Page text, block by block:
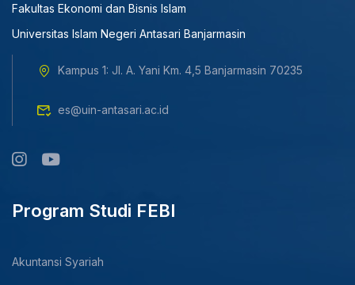
Fakultas Ekonomi dan Bisnis Islam
Universitas Islam Negeri Antasari Banjarmasin
Kampus 1: Jl. A. Yani Km. 4,5 Banjarmasin 70235
es@uin-antasari.ac.id
Program Studi FEBI
Akuntansi Syariah